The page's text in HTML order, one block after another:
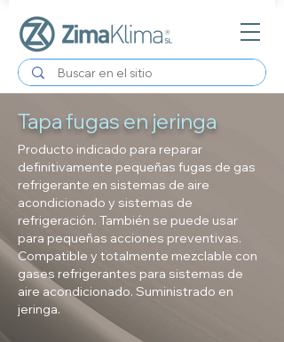
Tapa fugas en jeringa
Producto indicado para reparar
definitivamente pequeñas fugas de gas
refrigerante en sistemas de aire
acondicionado y sistemas de
refrigeración. También se puede usar
para pequeñas acciones preventivas.
Compatible y totalmente mezclable con
gases refrigerantes para sistemas de
aire acondicionado. Suministrado en
jeringa.